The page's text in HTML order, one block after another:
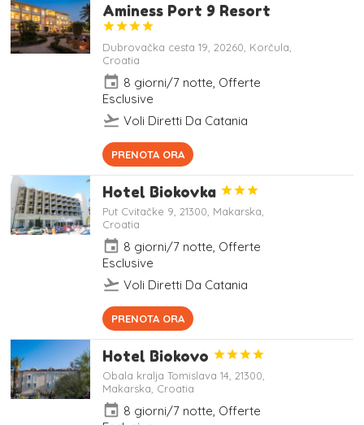
Aminess Port 9 Resort




Dubrovačka cesta 19, 20260, Korčula,
Croatia
event 8 giorni/7 notte, Offerte
Esclusive
flight_takeoff Voli Diretti Da Catania
Completamente rinnovato nel 2017
e affacciato sulla baia, l'Aminess
Port 9 Resort offre una piscina
all'aperto con terrazza
PRENOTA ORA
Hotel Biokovka 


Put Cvitačke 9, 21300, Makarska,
Croatia
event 8 giorni/7 notte, Offerte
Esclusive
flight_takeoff Voli Diretti Da Catania
Situato a circa 6 minuti a piedi dalla
Spiaggia di Macarsca, il Biokovka
Hotel3 stelle, ha cure termali e
varie possibilità ricreative. Questo
hotel è a due passi dalla Gradska
plaza. C'è una spiaggia con ciottoli
a 50 metri dalla struttura, mentre
PRENOTA ORA
Hotel Biokovo 



Obala kralja Tomislava 14, 21300,
Makarska, Croatia
event 8 giorni/7 notte, Offerte